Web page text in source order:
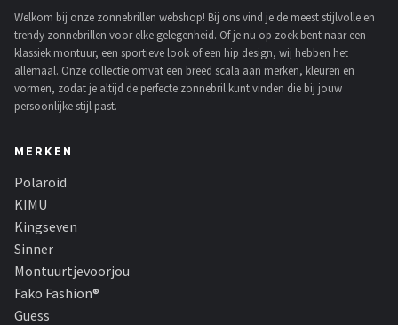
Welkom bij onze zonnebrillen webshop! Bij ons vind je de meest stijlvolle en
trendy zonnebrillen voor elke gelegenheid. Of je nu op zoek bent naar een
klassiek montuur, een sportieve look of een hip design, wij hebben het
allemaal. Onze collectie omvat een breed scala aan merken, kleuren en
vormen, zodat je altijd de perfecte zonnebril kunt vinden die bij jouw
persoonlijke stijl past.
MERKEN
Polaroid
KIMU
Kingseven
Sinner
Montuurtjevoorjou
Fako Fashion®
Guess